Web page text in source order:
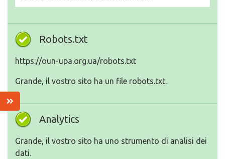
Robots.txt
https://oun-upa.org.ua/robots.txt
Grande, il vostro sito ha un file robots.txt.
Analytics
Grande, il vostro sito ha uno strumento di analisi dei
dati.